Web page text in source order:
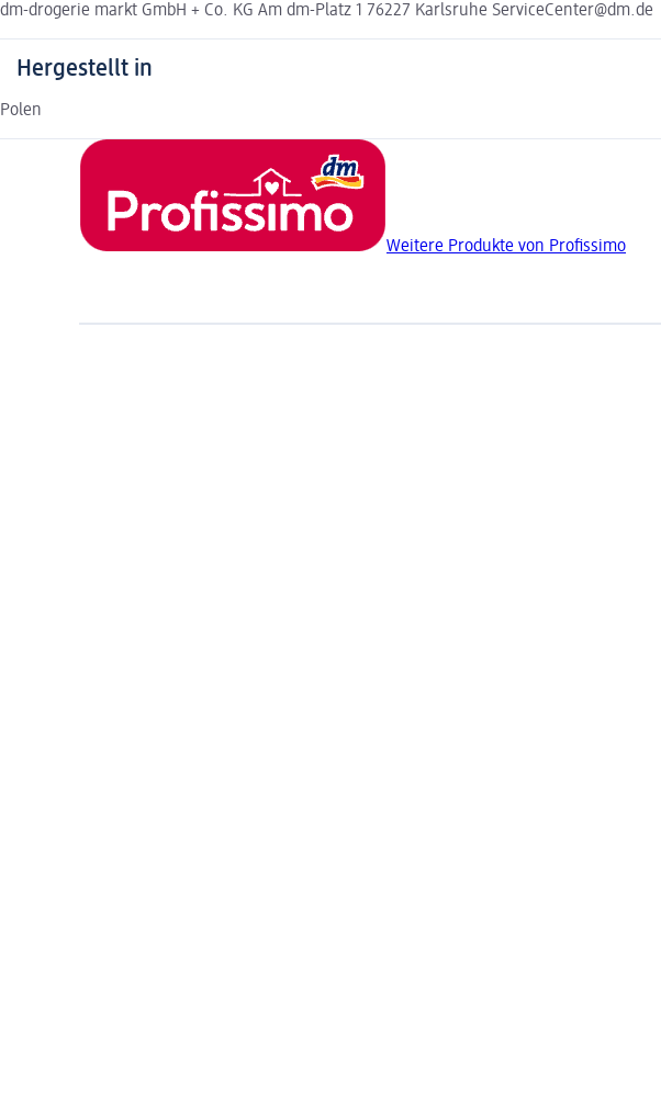
dm-drogerie markt GmbH + Co. KG Am dm-Platz 1 76227 Karlsruhe ServiceCenter@dm.de
Hergestellt in
Polen
Weitere Produkte von Profissimo